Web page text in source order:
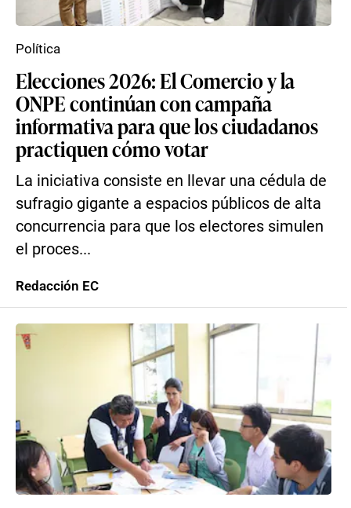
Elecciones 2026: El Comercio y la
ONPE continúan con campaña
informativa para que los ciudadanos
practiquen cómo votar
La iniciativa consiste en llevar una cédula de
sufragio gigante a espacios públicos de alta
concurrencia para que los electores simulen
el proces...
Política
Redacción EC